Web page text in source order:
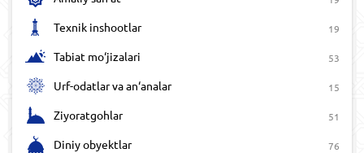
Texnik inshootlar 19
Tabiat mo‘jizalari 53
Urf-odatlar va an‘analar 15
Ziyoratgohlar 51
Diniy obyektlar 76